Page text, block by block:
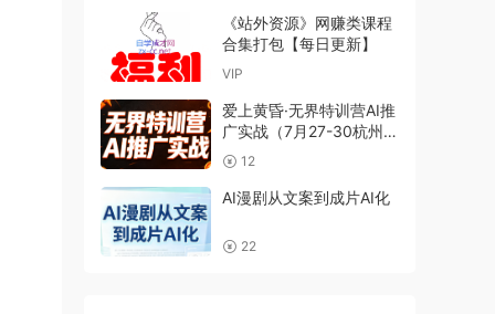
《站外资源》网赚类课程
合集打包【每日更新】
VIP
爱上黄昏·无界特训营AI推
广实战（7月27-30杭州线
下课）【音频+字幕
+pdf】
12
AI漫剧从文案到成片AI化
22